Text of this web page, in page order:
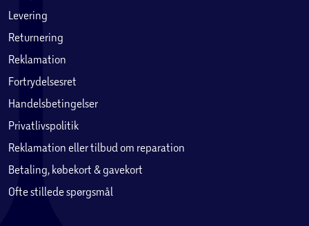
Levering
Returnering
Reklamation
Fortrydelsesret
Handelsbetingelser
Privatlivspolitik
Reklamation eller tilbud om reparation
Betaling, købekort & gavekort
Ofte stillede spørgsmål